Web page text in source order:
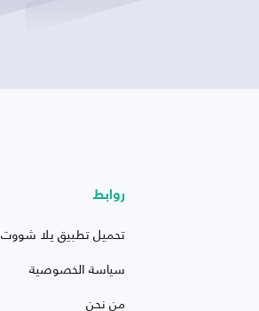
روابط
تحميل تطبيق يلا شووت
سياسة الخصوصية
من نحن